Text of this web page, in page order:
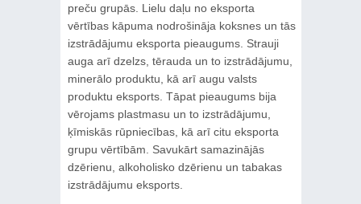
preču grupās. Lielu daļu no eksporta
vērtības kāpuma nodrošināja koksnes un tās
izstrādājumu eksporta pieaugums. Strauji
auga arī dzelzs, tērauda un to izstrādājumu,
minerālo produktu, kā arī augu valsts
produktu eksports. Tāpat pieaugums bija
vērojams plastmasu un to izstrādājumu,
ķīmiskās rūpniecības, kā arī citu eksporta
grupu vērtībām. Savukārt samazinājās
dzērienu, alkoholisko dzērienu un tabakas
izstrādājumu eksports.